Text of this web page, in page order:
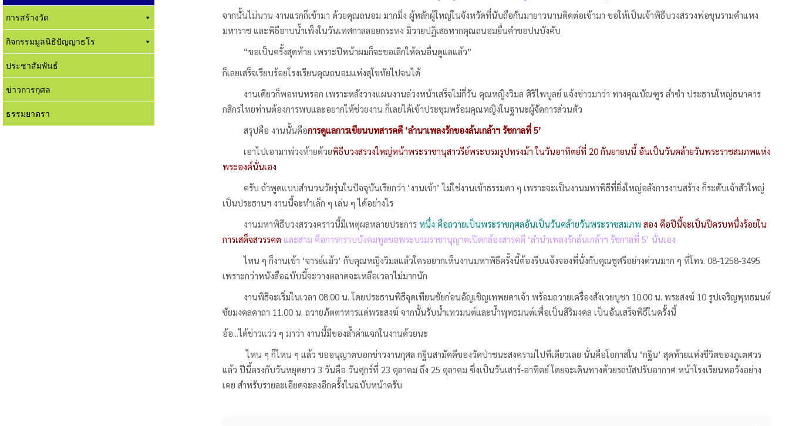
การสร้างวัด
กิจกรรมมูลนิธิปัญญาธโร
ประชาสัมพันธ์
ข่าวการกุศล
ธรรมยาตรา
จากนั้นไม่นาน งานแรกก็เข้ามา ด้วยคุณถนอม มากมิ่ง ผู้หลักผู้ใหญ่ในจังหวัดที่นับถือกันมายาวนานติดต่อเข้ามา ขอให้เป็นเจ้าพิธีบวงสรวงพ่อขุนรามคำแหง
มหาราช และพิธีอาบน้ำเพ็งในวันเทศกาลลอยกระทง มิวายปฏิเสธหากคุณถนอมยื่นคำขอปนบังคับ
“ขอเป็นครั้งสุดท้าย เพราะปีหน้าผมก็จะขอเลิกให้คนอื่นดูแลแล้ว”
ก็เลยเสร็จเรียบร้อยโรงเรียนคุณถนอมแห่งสุโขทัยไปจนได้
งานเดียวก็พอทนหรอก เพราะหลังวางแผนงานล่วงหน้าเสร็จไม่กี่วัน คุณหญิงวิมล ศิริไพบูลย์ แจ้งข่าวมาว่า ทางคุณบัณฑูร ล่ำซำ ประธานใหญ่ธนาคาร
กสิกรไทยท่านต้องการพบและอยากให้ช่วยงาน ก็เลยได้เข้าประชุมพร้อมคุณหญิงในฐานะผู้จัดการส่วนตัว
สรุปคือ งานนั้นคือการดูแลการเขียนบทสารคดี ‘ลำนาเพลงรักของล้นเกล้าฯ รัชกาลที่ 5’
เอาไปเอามาพ่วงท้ายด้วยพิธีบวงสรวงใหญ่หน้าพระราชานุสาวรีย์พระบรมรูปทรงม้า ในวันอาทิตย์ที่ 20 กันยายนนี้ อันเป็นวันคล้ายวันพระราชสมภพแห่ง
พระองค์นั่นเอง
ครับ ถ้าพูดแบบสำนวนวัยรุ่นในปัจจุบันเรียกว่า ‘งานเข้า’ ไม่ใช่งานเข้าธรรมดา ๆ เพราะจะเป็นงานมหาพิธีที่ยิ่งใหญ่อลังการงานสร้าง ก็ระดับเจ้าสัวใหญ่
เป็นประธานฯ งานนี้จะทำเล็ก ๆ เล่น ๆ ได้อย่างไร
งานมหาพิธีบวงสรวงคราวนี้มีเหตุผลหลายประการ หนึ่ง คือถวายเป็นพระราชกุศลอันเป็นวันคล้ายวันพระราชสมภพ สอง คือปีนี้จะเป็นปีครบหนึ่งร้อยใน
การเสด็จสวรรคต และสาม คือการกราบบังคมทูลขอพระบรมราชานุญาตเปิดกล้องสารคดี ‘ลำนำเพลงรักล้นเกล้าฯ รัชกาลที่ 5’ นั่นเอง
ไหน ๆ ก็งานเข้า ‘จารย์แม้ว’ กับคุณหญิงวิมลแล้วใครอยากเห็นงานมหาพิธีครั้งนี้ต้องรีบแจ้งจองที่นั่งกับคุณชูศรีอย่างด่วนมาก ๆ ที่โทร. 08-1258-3495
เพราะกว่าหนังสือฉบับนี้จะวางตลาดจะเหลือเวลาไม่มากนัก
งานพิธีจะเริ่มในเวลา 08.00 น. โดยประธานพิธีจุดเทียนชัยก่อนอัญเชิญเทพยดาเจ้า พร้อมถวายเครื่องสังเวยบูชา 10.00 น. พระสงฆ์ 10 รูปเจริญพุทธมนต์
ชัยมงคลคาถา 11.00 น. ถวายภัตตาหารแด่พระสงฆ์ จากนั้นรับน้ำเทวมนต์และน้ำพุทธมนต์เพื่อเป็นสิริมงคล เป็นอันเสร็จพิธีในครั้งนี้
อ้อ...ได้ข่าวแว่ว ๆ มาว่า งานนี้มีของล้ำค่าแจกในงานด้วยนะ
ไหน ๆ ก็ไหน ๆ แล้ว ขออนุญาตบอกข่าวงานกุศล กฐินสามัคคีของวัดป่าชนะสงครามไปทีเดียวเลย นั่นคือโอกาสใน ‘กฐิน’ สุดท้ายแห่งชีวิตของภูเตศวร
แล้ว ปีนี้ตรงกับวันหยุดยาว 3 วันคือ วันศุกร์ที่ 23 ตุลาคม ถึง 25 ตุลาคม ซึ่งเป็นวันเสาร์-อาทิตย์ โดยจะเดินทางด้วยรถบัสปรับอากาศ หน้าโรงเรียนหอวังอย่าง
เคย สำหรับรายละเอียดจะลงอีกครั้งในฉบับหน้าครับ